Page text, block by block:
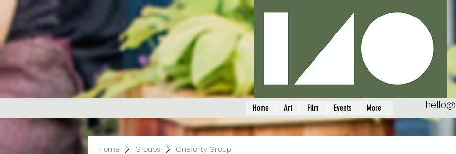
Home Art Film Events More
Home Groups Oneforty Group